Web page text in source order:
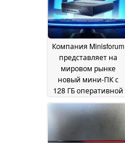
Компания Minisforum
представляет на
мировом рынке
новый мини-ПК с
128 ГБ оперативной
памяти и
процессором Intel
Panther Lake